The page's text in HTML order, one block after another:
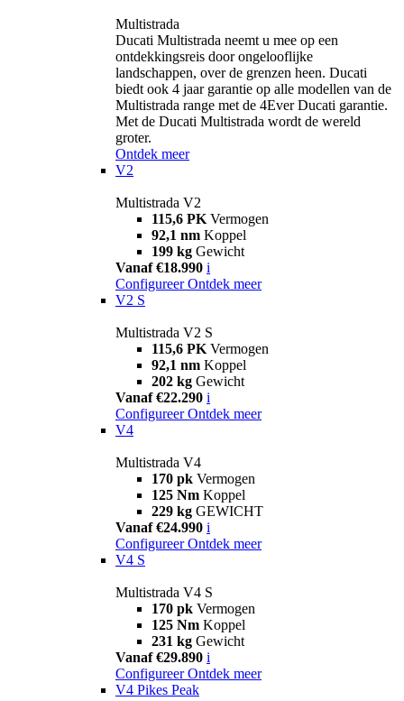
Multistrada
Ducati Multistrada neemt u mee op een
ontdekkingsreis door ongelooflijke
landschappen, over de grenzen heen. Ducati
biedt ook 4 jaar garantie op alle modellen van de
Multistrada range met de 4Ever Ducati garantie.
Met de Ducati Multistrada wordt de wereld
groter.
Ontdek meer
V2
Multistrada V2
115,6 PK Vermogen
92,1 nm Koppel
199 kg Gewicht
Vanaf €18.990 i
Configureer Ontdek meer
V2 S
Multistrada V2 S
115,6 PK Vermogen
92,1 nm Koppel
202 kg Gewicht
Vanaf €22.290 i
Configureer Ontdek meer
V4
Multistrada V4
170 pk Vermogen
125 Nm Koppel
229 kg GEWICHT
Vanaf €24.990 i
Configureer Ontdek meer
V4 S
Multistrada V4 S
170 pk Vermogen
125 Nm Koppel
231 kg Gewicht
Vanaf €29.890 i
Configureer Ontdek meer
V4 Pikes Peak